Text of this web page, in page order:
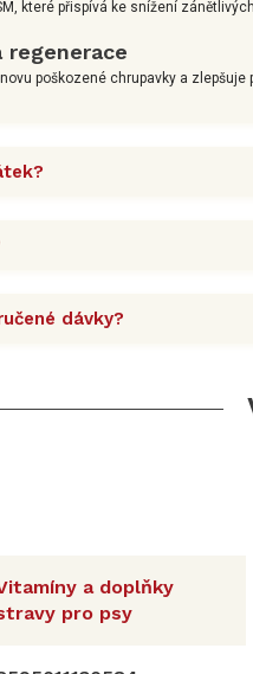
které přispívá ke snížení
regenerace
poškozené chrupavky a
dávky?
a doplňky
pro psy